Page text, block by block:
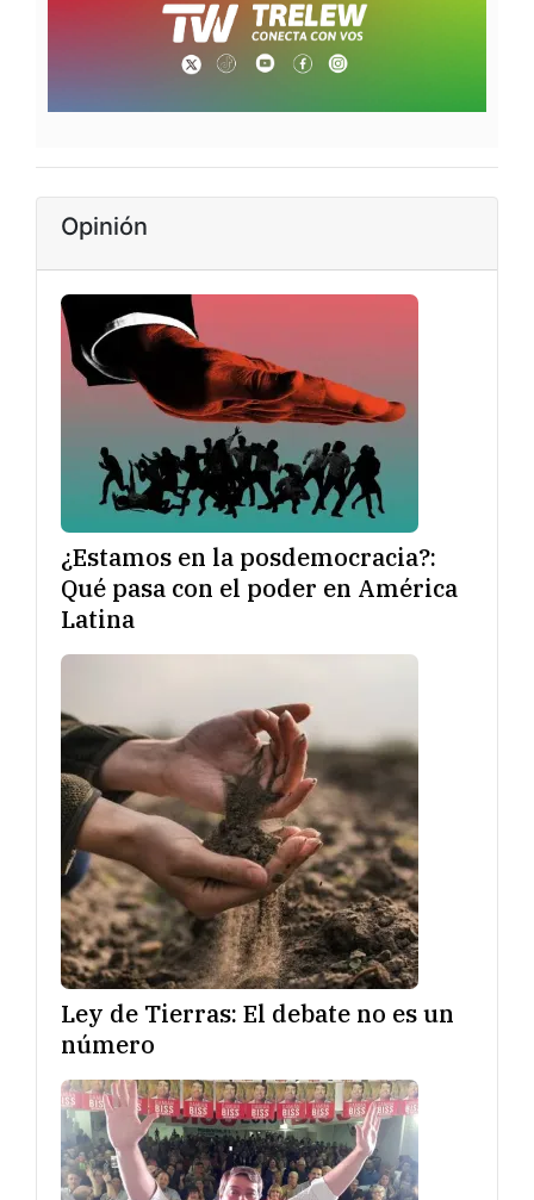
Opinión
¿Estamos en la posdemocracia?:
Qué pasa con el poder en América
Latina
Ley de Tierras: El debate no es un
número